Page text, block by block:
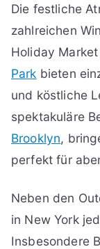
Die festliche
zahlreichen
Holiday
Park bieten
und köstliche
spektakuläre
Brooklyn,
perfekt für
Neben den
in New York
Insbesondere